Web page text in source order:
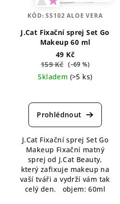
J.Cat Fixační sprej Set Go
Makeup 60 ml
49 Kč
159 Kč (–69 %)
Skladem (>5 ks)
hodnocení
produktu
z
5
hvězdiček.
J.Cat Fixační sprej Set Go
Makeup Fixační matný
sprej od J.Cat Beauty,
který zafixuje makeup na
vaší tváři a vydrží vám tak
celý den. objem: 60ml
KÓD:SS102 ALOE VERA